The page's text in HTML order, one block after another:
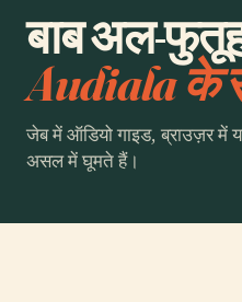
बाब अल-
Audiala के
जेब में ऑडियो गाइड, ब्राउज़र में
असल में घूमते हैं।